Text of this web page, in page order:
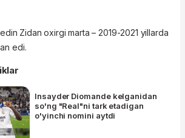
Zidan oxirgi marta – 2019-2021 yillarda
edi.
Insayder Diomande kelganidan
so'ng "Real"ni tark etadigan
o'yinchi nomini aytdi